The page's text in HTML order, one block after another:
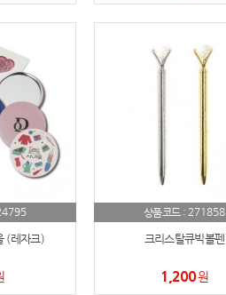
보냉
AP-100150
AP-100084
AP-100106
1 우산
2 AP-100062
3
(레자크)
상품코드 : 271858
크리스탈큐빅볼펜
1,200원